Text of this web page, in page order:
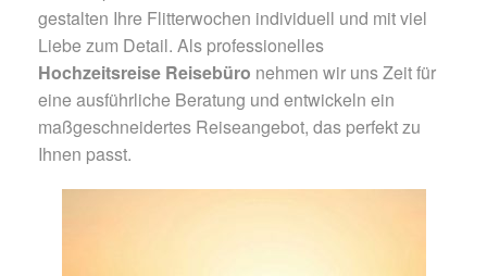
gestalten Ihre Flitterwochen individuell und mit viel
Liebe zum Detail. Als professionelles
Hochzeitsreise Reisebüro nehmen wir uns Zeit für
eine ausführliche Beratung und entwickeln ein
maßgeschneidertes Reiseangebot, das perfekt zu
Ihnen passt.